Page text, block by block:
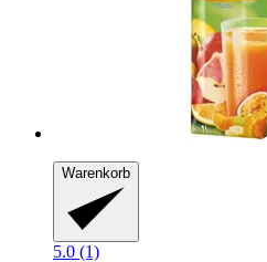
Warenkorb
5.0 (1)